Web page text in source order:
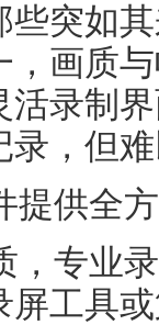
些突如
，画质
录制
，但
提供全
，专业
工具